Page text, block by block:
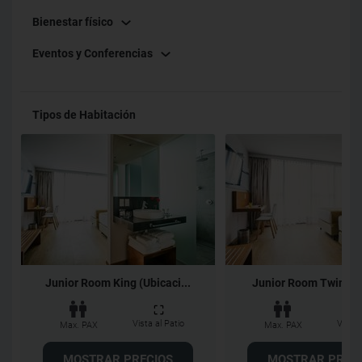
Bienestar físico
Eventos y Conferencias
Tipos de Habitación
Junior Room King (Ubicaci...
Max. PAX Vista al Patio
Junior Room Twin
Max. PAX Vista